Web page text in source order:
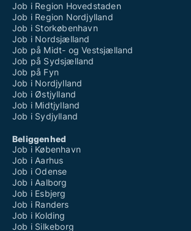
Job i Region Hovedstaden
Job i Region Nordjylland
Job i Storkøbenhavn
Job i Nordsjælland
Job på Midt- og Vestsjælland
Job på Sydsjælland
Job på Fyn
Job i Nordjylland
Job i Østjylland
Job i Midtjylland
Job i Sydjylland
Beliggenhed
Job i København
Job i Aarhus
Job i Odense
Job i Aalborg
Job i Esbjerg
Job i Randers
Job i Kolding
Job i Silkeborg